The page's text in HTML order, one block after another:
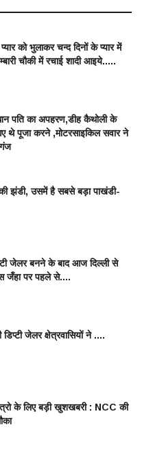
को भुलाकर चन्द दिनों के प्यार में
चौकी में रचाई शादी आइये.....
पति का अपहरण,डीह कैथोली के
थे पूजा करने ,मोटरसाइकिल सवार ने
की झंडी, उसमें है सबसे बड़ा पाखंडी-
जेलर बनने के बाद आज दिल्ली से
पर पहले से....
डिप्टी जेलर क्षेत्रवासियों ने ....
के लिए बड़ी खुशखबरी : NCC की